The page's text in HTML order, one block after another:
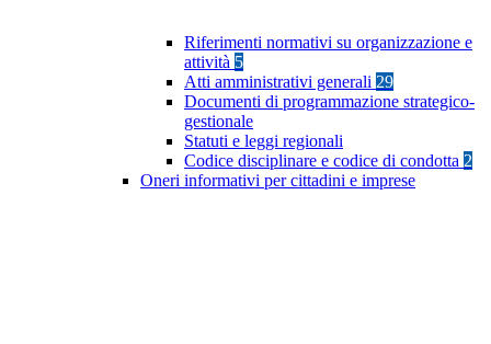
Riferimenti normativi su organizzazione e
attività 5
Atti amministrativi generali 29
Documenti di programmazione strategico-
gestionale
Statuti e leggi regionali
Codice disciplinare e codice di condotta 2
Oneri informativi per cittadini e imprese